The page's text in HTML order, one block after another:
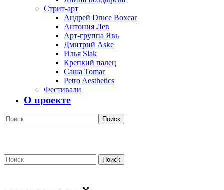
Стрит-арт
Андрей Druce Boxcar
Антония Лев
Арт-группа Явь
Дмитрий Aske
Илья Slak
Крепкий палец
Саша Tomar
Petro Aesthetics
Фестивали
О проекте
Поиск
Поиск